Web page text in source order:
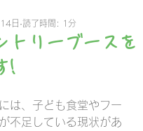
トリーブースを
!
日 読了時間: 1分
は、子ども食堂やフー
不足している現状があ